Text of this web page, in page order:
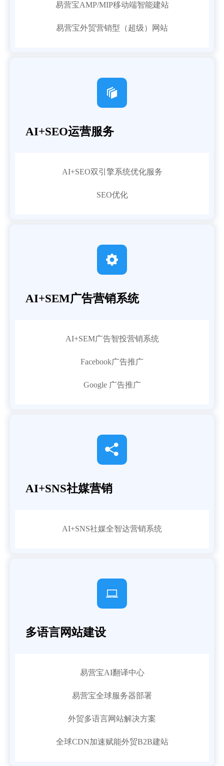
易营宝AMP/MIP移动端智能建站
易营宝外贸营销型（超级）网站

AI+SEO运营服务
AI+SEO双引擎系统优化服务
SEO优化

AI+SEM广告营销系统
AI+SEM广告智投营销系统
Facebook广告推广
Google 广告推广

AI+SNS社媒营销
AI+SNS社媒全智达营销系统

多语言网站建设
易营宝AI翻译中心
易营宝全球服务器部署
外贸多语言网站解决方案
全球CDN加速赋能外贸B2B建站